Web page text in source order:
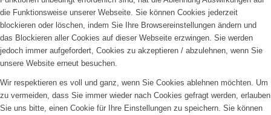
die Funktionsweise unserer Webseite. Sie können Cookies jederzeit
blockieren oder löschen, indem Sie Ihre Browsereinstellungen ändern und
das Blockieren aller Cookies auf dieser Webseite erzwingen. Sie werden
jedoch immer aufgefordert, Cookies zu akzeptieren / abzulehnen, wenn Sie
unsere Website erneut besuchen.
Wir respektieren es voll und ganz, wenn Sie Cookies ablehnen möchten. Um
zu vermeiden, dass Sie immer wieder nach Cookies gefragt werden, erlauben
Sie uns bitte, einen Cookie für Ihre Einstellungen zu speichern. Sie können